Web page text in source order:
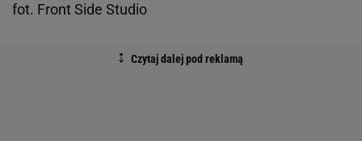
fot. Front Side Studio